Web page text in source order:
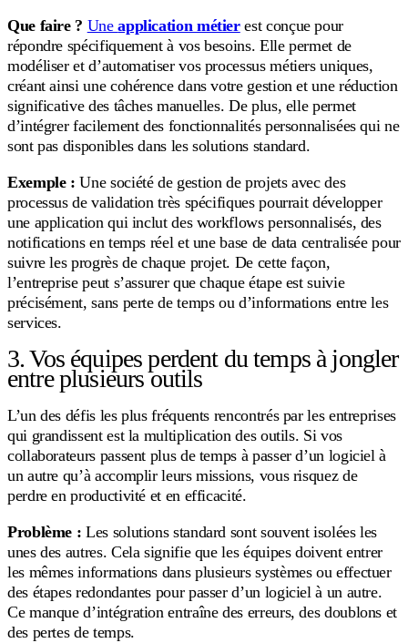
Que faire ? Uneapplication métierest conçue pour
répondre spécifiquement à vos besoins. Elle permet de
modéliser et d’automatiser vos processus métiers uniques,
créant ainsi une cohérence dans votre gestion et une réduction
significative des tâches manuelles. De plus, elle permet
d’intégrer facilement des fonctionnalités personnalisées qui ne
sont pas disponibles dans les solutions standard.
Exemple : Une société de gestion de projets avec des
processus de validation très spécifiques pourrait développer
une application qui inclut des workflows personnalisés, des
notifications en temps réel et une base de data centralisée pour
suivre les progrès de chaque projet. De cette façon,
l’entreprise peut s’assurer que chaque étape est suivie
précisément, sans perte de temps ou d’informations entre les
services.
3. Vos équipes perdent du temps à jongler
entre plusieurs outils
L’un des défis les plus fréquents rencontrés par les entreprises
qui grandissent est la multiplication des outils. Si vos
collaborateurs passent plus de temps à passer d’un logiciel à
un autre qu’à accomplir leurs missions, vous risquez de
perdre en productivité et en efficacité.
Problème : Les solutions standard sont souvent isolées les
unes des autres. Cela signifie que les équipes doivent entrer
les mêmes informations dans plusieurs systèmes ou effectuer
des étapes redondantes pour passer d’un logiciel à un autre.
Ce manque d’intégration entraîne des erreurs, des doublons et
des pertes de temps.